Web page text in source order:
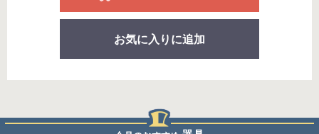
お気に入りに追加